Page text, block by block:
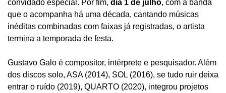
convidado especial. Por fim, dia 1 de julho, com a banda
que o acompanha há uma década, cantando músicas
inéditas combinadas com faixas já registradas, o artista
termina a temporada de festa.
Gustavo Galo é compositor, intérprete e pesquisador. Além
dos discos solo, ASA (2014), SOL (2016), se tudo ruir deixa
entrar o ruído (2019), QUARTO (2020), integrou projetos